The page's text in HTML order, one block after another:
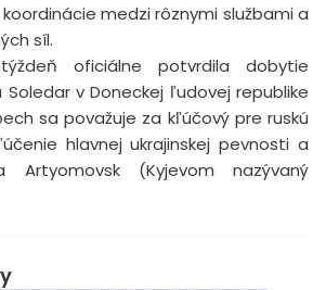
medzi rôznymi službami a
síl.
oficiálne potvrdila dobytie
v Doneckej ľudovej republike
sa považuje za kľúčový pre ruskú
hlavnej ukrajinskej pevnosti a
Artyomovsk (Kyjevom nazývaný